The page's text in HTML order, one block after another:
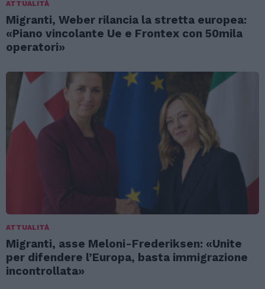
ATTUALITÀ
Migranti, Weber rilancia la stretta europea:
«Piano vincolante Ue e Frontex con 50mila
operatori»
ATTUALITÀ
Migranti, asse Meloni-Frederiksen: «Unite
per difendere l’Europa, basta immigrazione
incontrollata»